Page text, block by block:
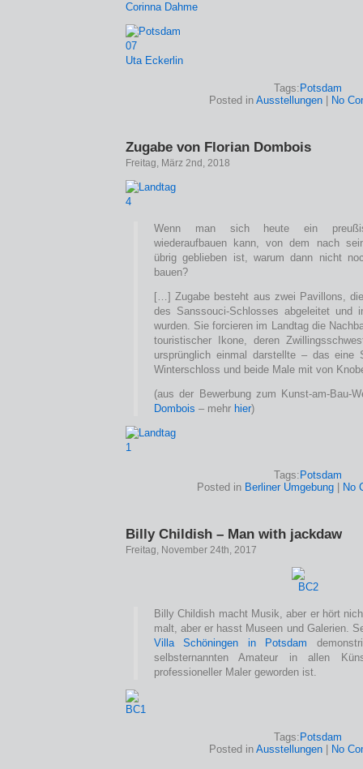
Corinna Dahme
Uta Eckerlin
Tags: Potsdam
Posted in Ausstellungen| No
Zugabe von Florian Dombois
Freitag, März 2nd, 2018
Wenn man sich heute ein
wiederaufbauen kann, von dem nach
übrig geblieben ist, warum dann nicht
bauen?
[…] Zugabe besteht aus zwei Pavillons,
des Sanssouci-Schlosses abgeleitet und
wurden. Sie forcieren im Landtag die
touristischer Ikone, deren
ursprünglich einmal darstellte – das eine
Winterschloss und beide Male mit von
(aus der Bewerbung zum Kunst-am-Bau-
Dombois – mehr hier)
Tags: Potsdam
Posted in Berliner Umgebung No
Billy Childish – Man with jackdaw
Freitag, November 24th, 2017
Billy Childish macht Musik, aber er hört
malt, aber er hasst Museen und Galerien.
Villa Schöningen in Potsdam
selbsternannten Amateur in allen
professioneller Maler geworden ist.
Tags: Potsdam
Posted in Ausstellungen| No